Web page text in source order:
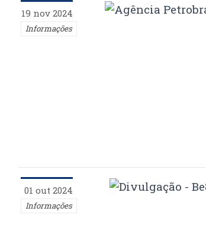
19 nov 2024
Informações
01 out 2024
Informações